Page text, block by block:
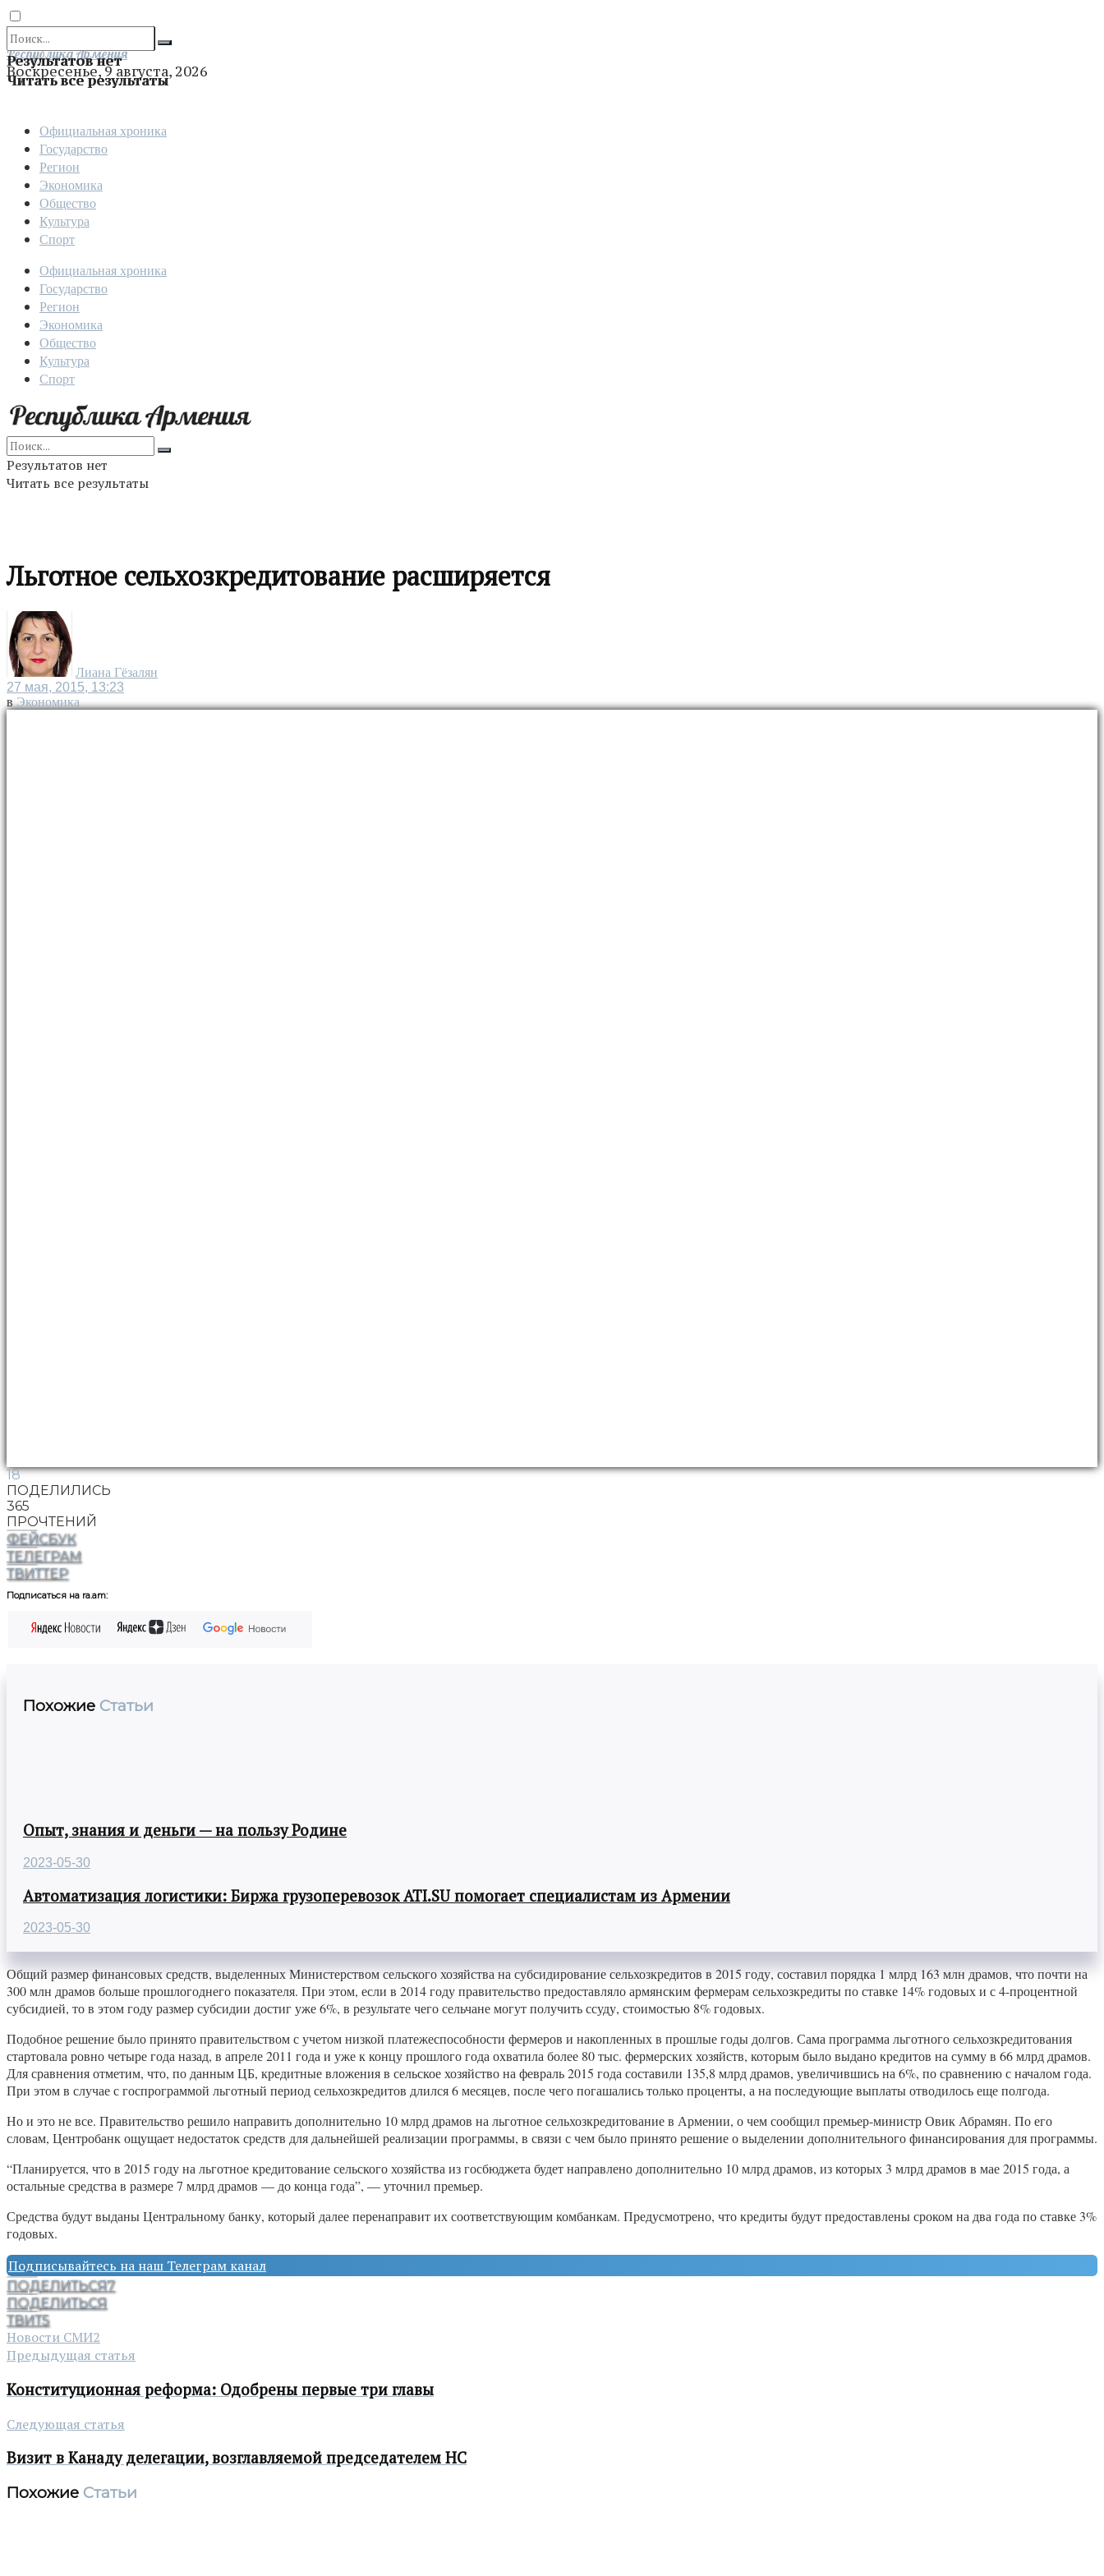
Результатов нет
Читать все результаты
Отправить
Республика Армения
Воскресенье, 9 августа, 2026
Официальная хроника
Государство
Регион
Экономика
Общество
Культура
Спорт
Официальная хроника
Государство
Регион
Экономика
Общество
Культура
Спорт
Результатов нет
Читать все результаты
Льготное сельхозкредитование расширяется
Лиана Гёзалян
27 мая, 2015, 13:23
в Экономика
18
ПОДЕЛИЛИСЬ
365
ПРОЧТЕНИЙ
ФЕЙСБУК
ТЕЛЕГРАМ
ТВИТТЕР
Подписаться на ra.am:
Похожие Статьи
Опыт, знания и деньги — на пользу Родине
2023-05-30
Автоматизация логистики: Биржа грузоперевозок ATI.SU помогает специалистам из Армении
2023-05-30
Общий размер финансовых средств, выделенных Министерством сельского хозяйства на субсидирование сельхозкредитов в 2015 году, составил порядка 1 млрд 163 млн драмов, что почти на
300 млн драмов больше прошлогоднего показателя. При этом, если в 2014 году правительство предоставляло армянским фермерам сельхозкредиты по ставке 14% годовых и с 4-процентной
субсидией, то в этом году размер субсидии достиг уже 6%, в результате чего сельчане могут получить ссуду, стоимостью 8% годовых.
Подобное решение было принято правительством с учетом низкой платежеспособности фермеров и накопленных в прошлые годы долгов. Сама программа льготного сельхозкредитования
стартовала ровно четыре года назад, в апреле 2011 года и уже к концу прошлого года охватила более 80 тыс. фермерских хозяйств, которым было выдано кредитов на сумму в 66 млрд драмов.
Для сравнения отметим, что, по данным ЦБ, кредитные вложения в сельское хозяйство на февраль 2015 года составили 135,8 млрд драмов, увеличившись на 6%, по сравнению с началом года.
При этом в случае с госпрограммой льготный период сельхозкредитов длился 6 месяцев, после чего погашались только проценты, а на последующие выплаты отводилось еще полгода.
Но и это не все. Правительство решило направить дополнительно 10 млрд драмов на льготное сельхозкредитование в Армении, о чем сообщил премьер-министр Овик Абрамян. По его
словам, Центробанк ощущает недостаток средств для дальнейшей реализации программы, в связи с чем было принято решение о выделении дополнительного финансирования для программы.
“Планируется, что в 2015 году на льготное кредитование сельского хозяйства из госбюджета будет направлено дополнительно 10 млрд драмов, из которых 3 млрд драмов в мае 2015 года, а
остальные средства в размере 7 млрд драмов — до конца года”, — уточнил премьер.
Средства будут выданы Центральному банку, который далее перенаправит их соответствующим комбанкам. Предусмотрено, что кредиты будут предоставлены сроком на два года по ставке 3%
годовых.
Подписывайтесь на наш Телеграм канал
ПОДЕЛИТЬСЯ7
ПОДЕЛИТЬСЯ
ТВИТ5
Новости СМИ2
Предыдущая статья
Конституционная реформа: Одобрены первые три главы
Следующая статья
Визит в Канаду делегации, возглавляемой председателем НС
Похожие Статьи